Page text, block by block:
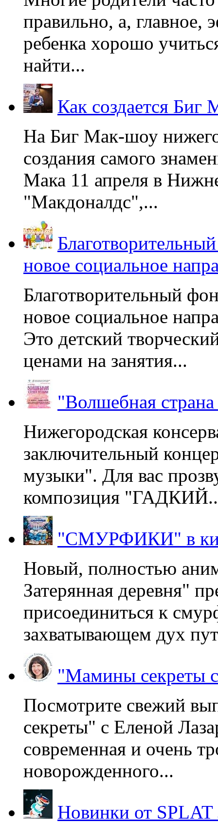
правильно, а, главное,
ребенка хорошо
найти...
Как создается Биг
На Биг Мак-шоу
создания самого
Мака 11 апреля в
"Макдоналдс",...
новое социальное
Благотворительный
новое социальное
Это детский
ценами на занятия...
"Волшебная
Нижегородская
заключительный
музыки". Для вас
композиция
"СМУРФИКИ" в
Новый, полностью
Затерянная деревня"
присоединиться к
захватывающем дух
"Мамины секреты
Посмотрите свежий
секреты" с Еленой
современная и очень
новорожденного...
Новинки от